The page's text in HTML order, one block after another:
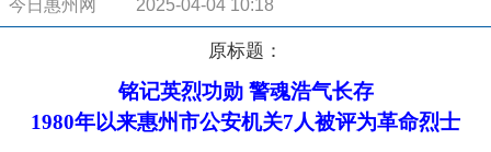
今日惠州网 2025-04-04 10:18
原标题：
铭记英烈功勋 警魂浩气长存
1980年以来惠州市公安机关7人被评为革命烈士